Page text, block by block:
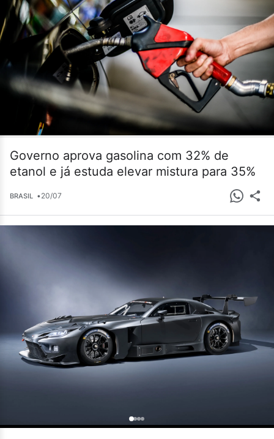
Governo aprova gasolina com 32% de
etanol e já estuda elevar mistura para 35%
BRASIL •20/07